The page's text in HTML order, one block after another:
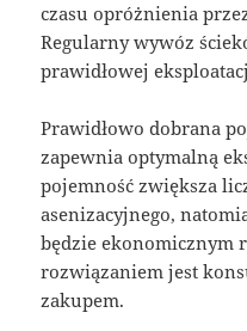
czasu opróżnienia
Regularny wywóz
prawidłowej
Prawidłowo dobrana
zapewnia optymalną
pojemność zwiększa
asenizacyjnego,
będzie ekonomicznym
rozwiązaniem jest
zakupem.